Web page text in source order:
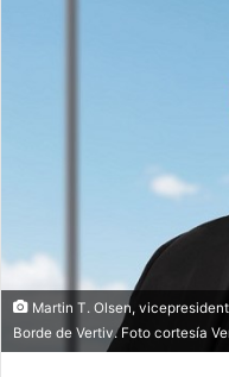
Martin T. Olsen,
Borde de Vertiv. Foto cortesía